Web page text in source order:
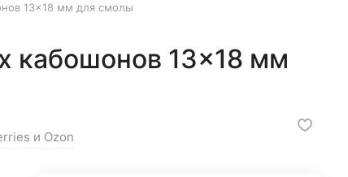
13×18 мм для смолы
кабошонов 13×18 мм
и Ozon